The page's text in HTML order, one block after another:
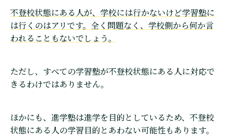
不登校状態にある人が、学校には行かないけど学習塾に
は行くのはアリです。全く問題なく、学校側から何か言
われることもないでしょう。
ただし、すべての学習塾が不登校状態にある人に対応で
きるわけではありません。
ほかにも、進学塾は進学を目的としているため、不登校
状態にある人の学習目的とあわない可能性もあります。